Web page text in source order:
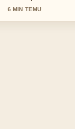
8 MIN TEMU